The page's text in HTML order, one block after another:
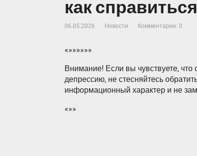
как
06.05.2026 Новости Комментарии: 0
«»»»»»»
Внимание! Если вы чувствуете,
депрессию, не стесняйтесь
информационный характер и не
«»»